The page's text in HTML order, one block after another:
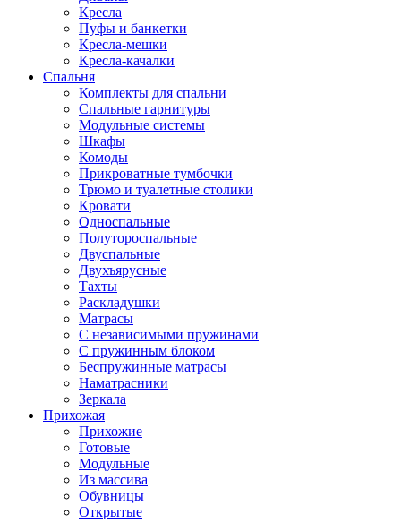
Кресла
Пуфы и банкетки
Кресла-мешки
Кресла-качалки
Спальня
Комплекты для спальни
Спальные гарнитуры
Модульные системы
Шкафы
Комоды
Прикроватные тумбочки
Трюмо и туалетные столики
Кровати
Односпальные
Полутороспальные
Двуспальные
Двухъярусные
Тахты
Раскладушки
Матрасы
С независимыми пружинами
С пружинным блоком
Беспружинные матрасы
Наматрасники
Зеркала
Прихожая
Прихожие
Готовые
Модульные
Из массива
Обувницы
Открытые